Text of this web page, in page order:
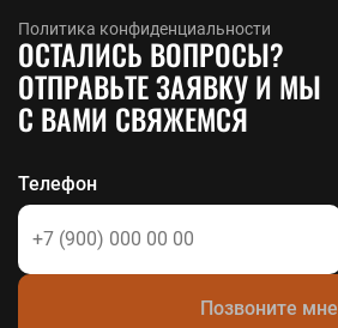
Политика конфиденциальности
ОСТАЛИСЬ ВОПРОСЫ?
ОТПРАВЬТЕ ЗАЯВКУ И МЫ
С ВАМИ СВЯЖЕМСЯ
Телефон
Позвоните мне